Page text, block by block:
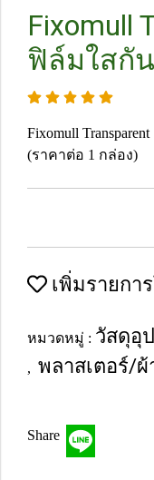
Fixomull
ฟิล์มใสกั
Fixomull
(ราคาต่อ 1 กล่อง)
เพิ่มรายกา
หมวดหมู่ : วัสดุอุ
, พลาสเตอร์/
Share